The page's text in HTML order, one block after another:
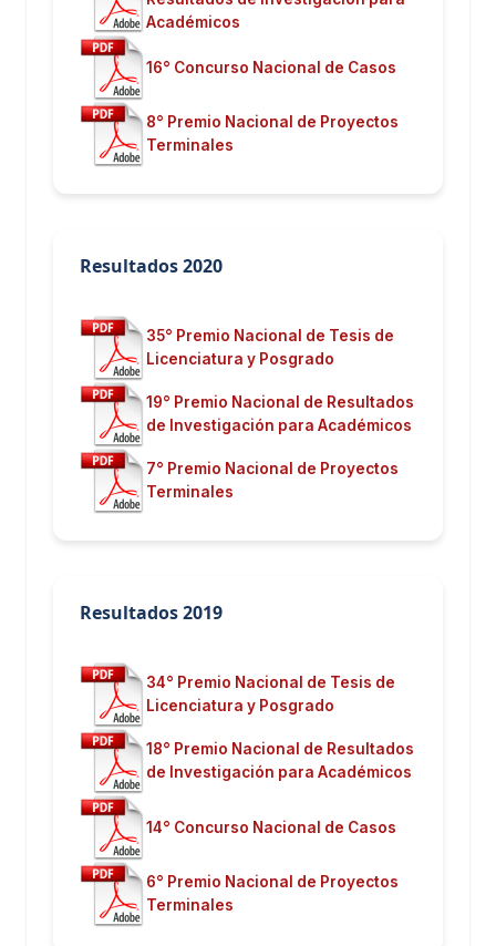
Académicos
16° Concurso Nacional de Casos
8° Premio Nacional de Proyectos
Terminales
Resultados 2020
35° Premio Nacional de Tesis de
Licenciatura y Posgrado
19° Premio Nacional de Resultados
de Investigación para Académicos
7° Premio Nacional de Proyectos
Terminales
Resultados 2019
34° Premio Nacional de Tesis de
Licenciatura y Posgrado
18° Premio Nacional de Resultados
de Investigación para Académicos
14° Concurso Nacional de Casos
6° Premio Nacional de Proyectos
Terminales